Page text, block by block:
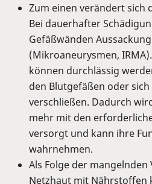
Zum einen verändert sich
Bei dauerhafter
Gefäßwänden
(Mikroaneurysmen,
können durchlässig
den Blutgefäßen oder
verschließen. Dadurch
mehr mit den
versorgt und kann ihre
wahrnehmen.
Als Folge der
Netzhaut mit Nährstoffen